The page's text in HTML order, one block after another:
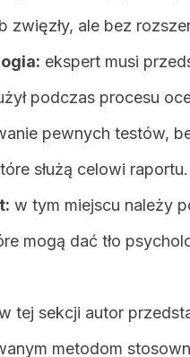
zwięzły, ale bez
ekspert musi
podczas procesu
pewnych testów,
służą celowi raportu.
w tym miejscu należy
mogą dać tło
tej sekcji autor
metodom